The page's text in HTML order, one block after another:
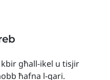
għall-ikel u tisjir
ħafna l-qari.